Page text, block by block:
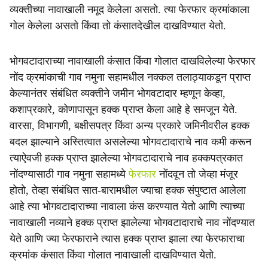
व्यक्तीच्या नावाखाली नमूद केलेला असतो. त्या फेरफार क्रमांकाला
गोल केलेला असतो किंवा तो कंसातदेखील दाखविण्यात येतो.
भोगवटादाराच्या नावाखाली कंसात किंवा गोलात दाखविलेल्या फेरफार
नोंद क्रमांकाची गाव नमुना सहामधील नक्कल तलाठ्याकडून प्राप्त
केल्यानंतर संबंधित व्यक्तीने जमीन भोगवटादार म्हणून केव्हा,
कशाप्रकारे, कोणापासून हक्क प्राप्त केला आहे हे समजून येते.
वारसा, विभागणी, बक्षीसपत्र किंवा अन्य प्रकारे जमिनीवरील हक्क
बदल झाल्याने अस्तित्वात असलेल्या भोगवटादाराचे नाव कमी करून
त्याऐवजी हक्क प्राप्त झालेल्या भोगवटादाराचे नाव हक्कपत्रकात
नोंदण्यासाठी गाव नमुना सहामध्येफेरफार नोंदवून तो जेव्हा मंजूर
होतो, तेव्हा संबंधित सात-बारामधील ज्याचा हक्क संपुष्टात आलेला
आहे त्या भोगवटादाराच्या नावाला कंस करण्यात येतो आणि त्याच्या
नावाखाली नव्याने हक्क प्राप्त झालेल्या भोगवटादाराचे नाव नोंदण्यात
येते आणि ज्या फेरफाराने त्यास हक्क प्राप्त झाला त्या फेरफाराचा
क्रमांक कंसात किंवा गोलात नावाखाली दाखविण्यात येतो.